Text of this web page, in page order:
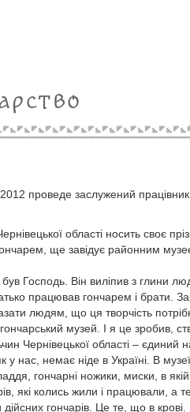
проведе заслужений працівник
області носить своє
ще завідує районним
Господь. Він виліпив з глини
працював гончарем і брати.
людям, що ця творчість
музей. І я це зробив,
Чернівецької області – єдиний
нас, немає ніде в Україні. В
гончарні ножики, миски, в
які колись жили і працювали, а
гончарів. Це те, що в крові.